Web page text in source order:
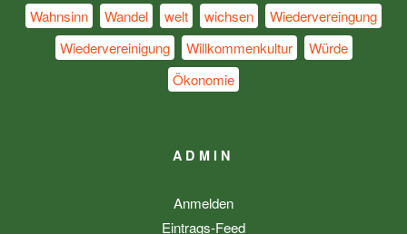
Wahnsinn
Wandel welt wichsen
Wiedervereingung
Wiedervereinigung
Willkommenkultur
Würde
Ökonomie
ADMIN
Anmelden
Eintrags-Feed